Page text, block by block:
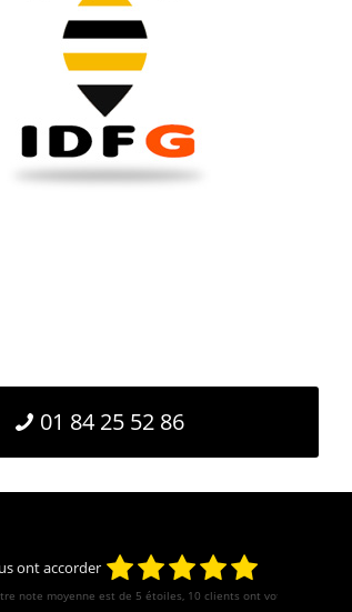
01 84 25 52 86
ont accorder
note moyenne est de 5 étoiles, 10 clients ont votés